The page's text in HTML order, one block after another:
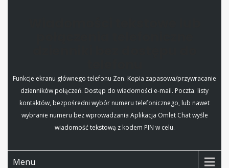
Funkcje ekranu głównego telefonu Zen. Kopia zapasowa/przywracanie
dzienników połączeń. Dostęp do wiadomości e-mail. Poczta. listy
kontaktów, bezpośredni wybór numeru telefonicznego, lub nawet
wybranie numeru bez wprowadzania Aplikacja Omlet Chat wyśle
wiadomość tekstową z kodem PIN w celu.
Menu